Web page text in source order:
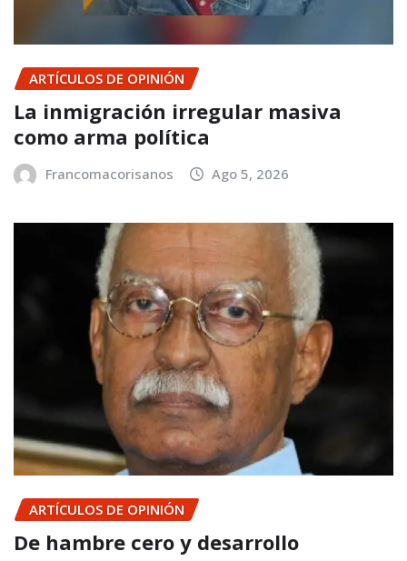
ARTÍCULOS DE OPINIÓN
La inmigración irregular masiva
como arma política
Francomacorisanos Ago 5, 2026
ARTÍCULOS DE OPINIÓN
De hambre cero y desarrollo